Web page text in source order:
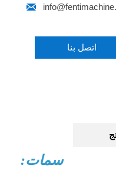

اتصل بنا
سمات: